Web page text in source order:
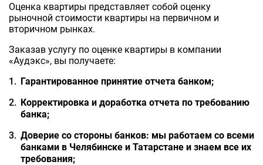
Оценка квартиры представляет собой оценку
рыночной стоимости квартиры на первичном и
вторичном рынках.
Заказав услугу по оценке квартиры в компании
«Аудэкс», вы получаете:
Гарантированное принятие отчета банком;
Корректировка и доработка отчета по требованию
банка;
Доверие со стороны банков: мы работаем со всеми
банками в Челябинске и Татарстане и знаем все их
требования;